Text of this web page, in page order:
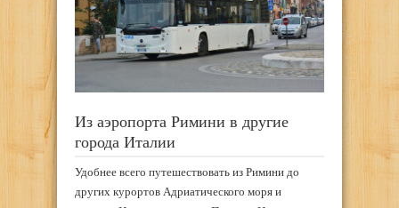
Из аэропорта Римини в другие
города Италии
Удобнее всего путешествовать из Римини до
других курортов Адриатического моря и